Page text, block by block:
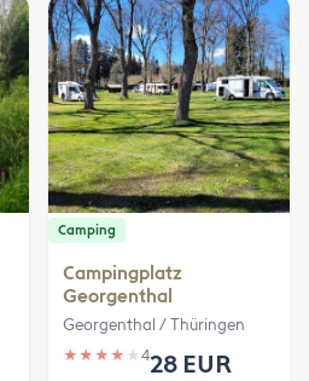
Camping
Campingplatz
Georgenthal
Georgenthal / Thüringen
★ ★ ★ ★ ★ 428 EUR